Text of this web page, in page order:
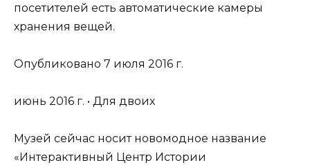
посетителей есть автоматические камеры
хранения вещей.
Опубликовано 7 июля 2016 г.
июнь 2016 г. • Для двоих
Музей сейчас носит новомодное название
«Интерактивный Центр Истории